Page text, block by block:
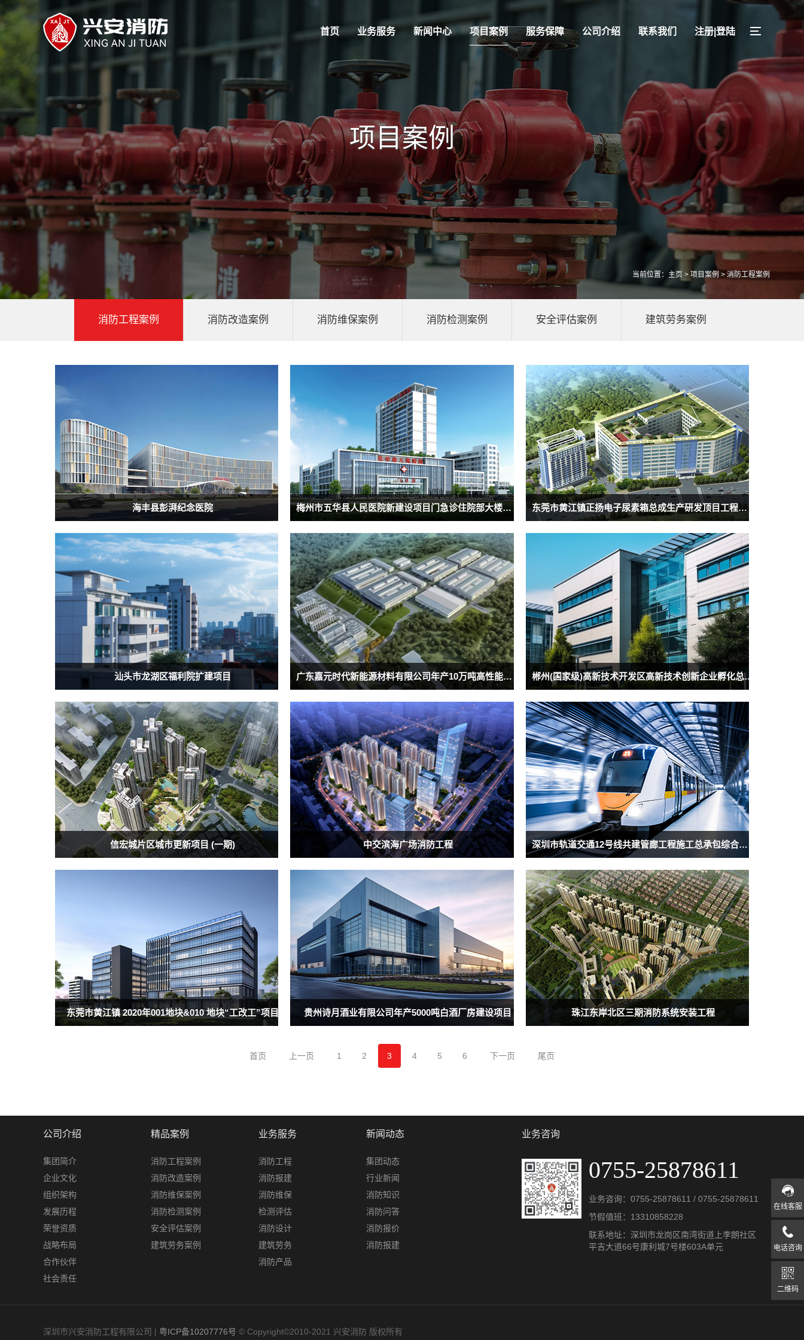
首页 业务服务 新闻中心 项目案例 服务保障 公司介绍 联系我们 注册|登陆
项目案例
当前位置： 主页 > 项目案例 > 消防工程案例
消防工程案例 消防改造案例 消防维保案例 消防检测案例 安全评估案例 建筑劳务案例
海丰县彭湃纪念医院 梅州市五华县人民医院新建设项目门急诊住院部大楼升级改造项目 东莞市黄江镇正扬电子尿素箱总成生产研发顶目工程消防分包工程
汕头市龙湖区福利院扩建项目 广东嘉元时代新能源材料有限公司年产10万吨高性能电解铜箔建设项目--铜厂房3#、9#消防工程 郴州(国家级)高新技术开发区高新技术创新企业孵化总部经济产业园基础配套项目、自贸试验区郴州片区自贸综合服务中心项目消防专业分包工程
信宏城片区城市更新项目 (一期) 中交滨海广场消防工程 深圳市轨道交通12号线共建管廊工程施工总承包综合机电安装工区前进一路、怀德南路消防工程
东莞市黄江镇 2020年001地块&010 地块“工改工”项目 贵州诗月酒业有限公司年产5000吨白酒厂房建设项目 珠江东岸北区三期消防系统安装工程
首页 上一页 1 2 3 4 5 6 下一页 尾页
公司介绍
集团简介
企业文化
组织架构
发展历程
荣誉资质
战略布局
合作伙伴
社会责任
精品案例
消防工程案例
消防改造案例
消防维保案例
消防检测案例
安全评估案例
建筑劳务案例
业务服务
消防工程
消防报建
消防维保
检测评估
消防设计
建筑劳务
消防产品
新闻动态
集团动态
行业新闻
消防知识
消防问答
消防报价
消防报建
业务咨询
0755-25878611
业务咨询： 0755-25878611 / 0755-25878611
节假值班： 13310858228
联系地址：深圳市龙岗区南湾街道上李朗社区
平吉大道66号康利城7号楼603A单元
深圳市兴安消防工程有限公司 | 粤ICP备10207776号 © Copyright©2010-2021 兴安消防 版权所有
在线客服
电话咨询
二维码